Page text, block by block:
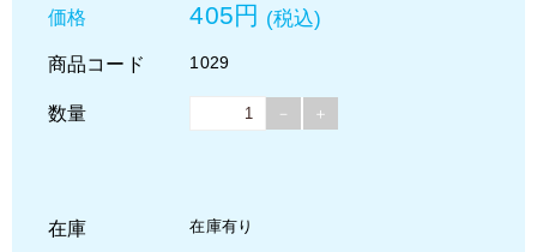
価格 405円 (税込)
商品コード 1029
数量 － ＋
在庫 在庫有り